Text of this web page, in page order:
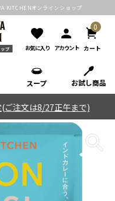
KITCHENオンラインショップ
プ
favorite
お気に入り
person
アカウント カート
0
スープ お試し商品
(ご注文は8/27正午まで)